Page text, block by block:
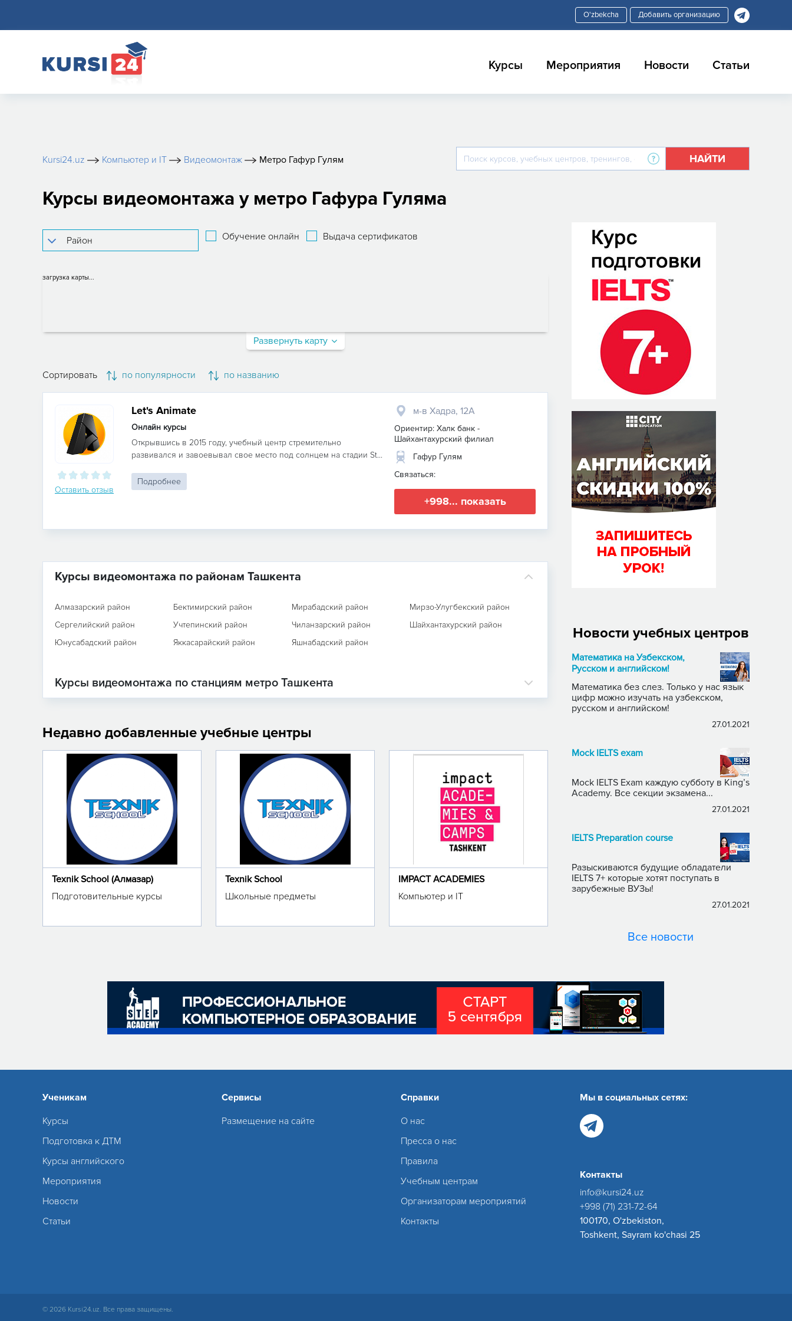
Добавить организацию
Курсы Мероприятия Новости Статьи
Kursi24.uz Компьютер и IT Видеомонтаж Метро Гафур Гулям НАЙТИ
Курсы видеомонтажа у метро Гафура Гуляма
Обучение онлайн Выдача сертификатов
загрузка карты...
Развернуть карту
Сортировать по популярности по названию
Оставить отзыв
Let's Animate
Онлайн курсы
Открывшись в 2015 году, учебный центр стремительно
развивался и завоевывал свое место под солнцем на стадии St...
Подробнее
м-в Хадра, 12А
Ориентир: Халк банк -
Шайхантахурский филиал
Гафур Гулям
Связаться:
+998... показать
Курсы видеомонтажа по районам Ташкента
Алмазарский район Бектимирский район Мирабадский район
Мирзо-Улугбекский район
Сергелийский район
Учтепинский район Чиланзарский район
Шайхантахурский район
Юнусабадский район
Яккасарайский район Яшнабадский район
Курсы видеомонтажа по станциям метро Ташкента
Недавно добавленные учебные центры
Texnik School (Алмазар)
Подготовительные курсы
Texnik School
Школьные предметы
IMPACT ACADEMIES
Компьютер и IT
Новости учебных центров
Математика на Узбекском,
Русском и английском!
Математика без слез. Только у нас язык
цифр можно изучать на узбекском,
русском и английском!
27.01.2021
Mock IELTS exam
Mock IELTS Exam каждую субботу в King’s
Academy. Все секции экзамена...
27.01.2021
IELTS Preparation course
Разыскиваются будущие обладатели
IELTS 7+ которые хотят поступать в
зарубежные ВУЗы!
27.01.2021
Все новости
Ученикам
Курсы
Подготовка к ДТМ
Курсы английского
Мероприятия
Новости
Статьи
Сервисы
Размещение на сайте
Справки
О нас
Пресса о нас
Правила
Учебным центрам
Организаторам мероприятий
Контакты
Мы в социальных сетях:
Контакты
info@kursi24.uz
+998 (71) 231-72-64
100170, O'zbekiston,
Toshkent, Sayram ko'chasi 25
© 2026 Kursi24.uz. Все права защищены.